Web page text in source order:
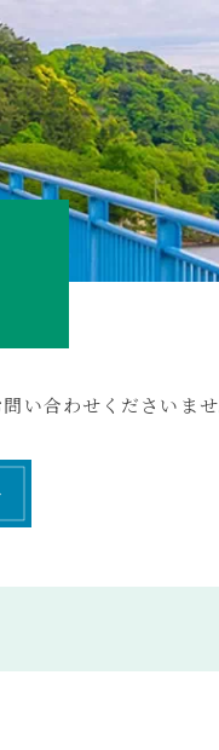
い合わせくださいませ